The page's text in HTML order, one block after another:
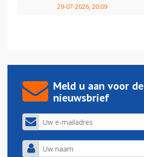
29-07-2026, 20:09
Meld u aan voor de
nieuwsbrief